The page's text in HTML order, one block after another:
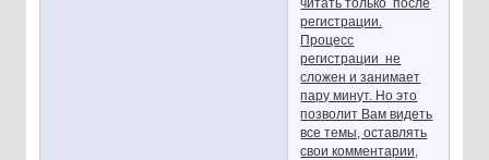
регистрации.
Процесс
регистрации не
сложен и занимает
пару минут. Но это
позволит Вам видеть
все темы, оставлять
свои комментарии,